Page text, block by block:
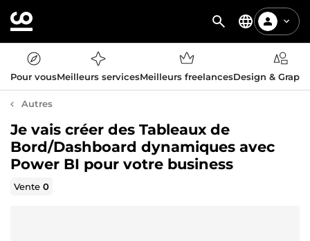
Pour vousMeilleurs servicesMeilleurs freelancesDesign &
Autres
Je vais créer des Tableaux de
Bord/Dashboard dynamiques avec
Power BI pour votre business
Vente0